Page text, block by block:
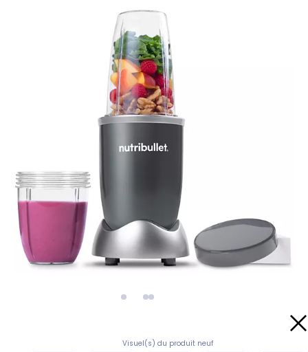
Visuel(s) du produit neuf